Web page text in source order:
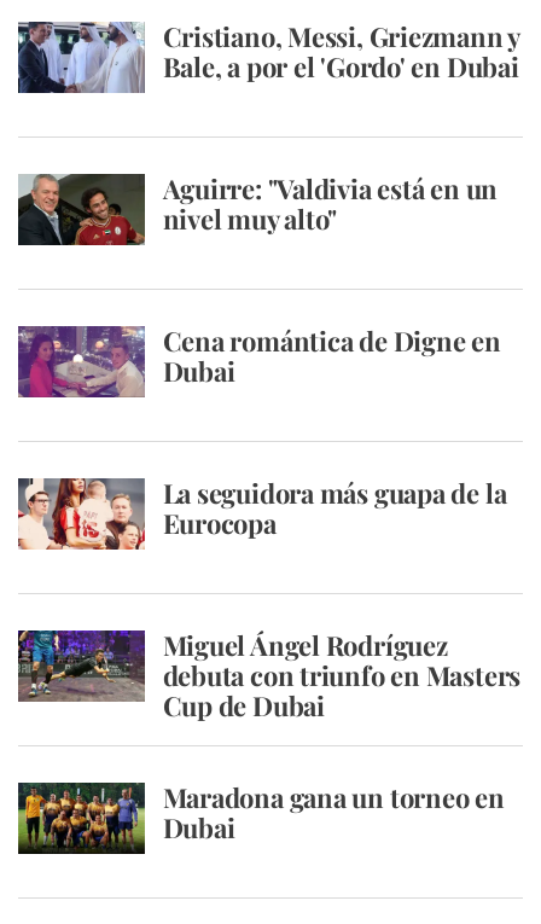
Cristiano, Messi, Griezmann y
Bale, a por el 'Gordo' en Dubai
Aguirre: "Valdivia está en un
nivel muy alto"
Cena romántica de Digne en
Dubai
La seguidora más guapa de la
Eurocopa
Miguel Ángel Rodríguez
debuta con triunfo en Masters
Cup de Dubai
Maradona gana un torneo en
Dubai